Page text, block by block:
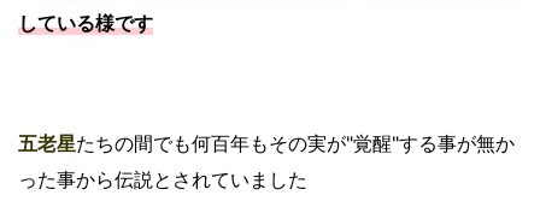
している様です
五老星たちの間でも何百年もその実が"覚醒"する事が無か
った事から伝説とされていました